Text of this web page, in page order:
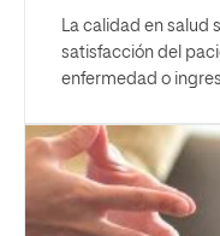
La calidad en salud
satisfacción del
enfermedad o